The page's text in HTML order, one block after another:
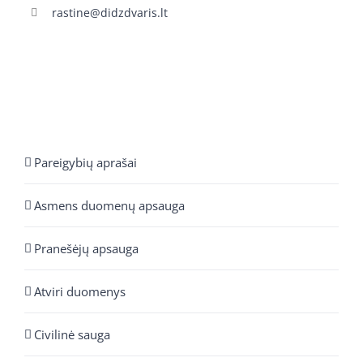
rastine@didzdvaris.lt
Pareigybių aprašai
Asmens duomenų apsauga
Pranešėjų apsauga
Atviri duomenys
Civilinė sauga